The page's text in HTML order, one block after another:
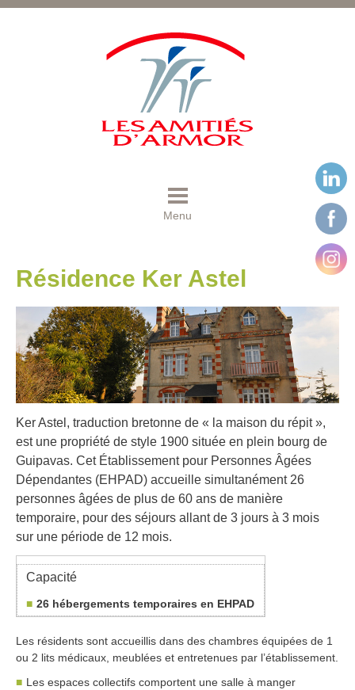
Menu
Résidence Ker Astel
Ker Astel, traduction bretonne de « la maison du répit »,
est une propriété de style 1900 située en plein bourg de
Guipavas. Cet Établissement pour Personnes Âgées
Dépendantes (EHPAD) accueille simultanément 26
personnes âgées de plus de 60 ans de manière
temporaire, pour des séjours allant de 3 jours à 3 mois
sur une période de 12 mois.
Capacité
26 hébergements temporaires en EHPAD
Les résidents sont accueillis dans des chambres équipées de 1
ou 2 lits médicaux, meublées et entretenues par l’établissement.
Les espaces collectifs comportent une salle à manger